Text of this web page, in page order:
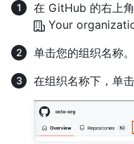
在 GitHub 的右上
Your
单击您的组织名称。
在组织名称下，单